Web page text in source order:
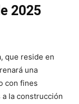
2025
que reside en
una
con fines
la construcción